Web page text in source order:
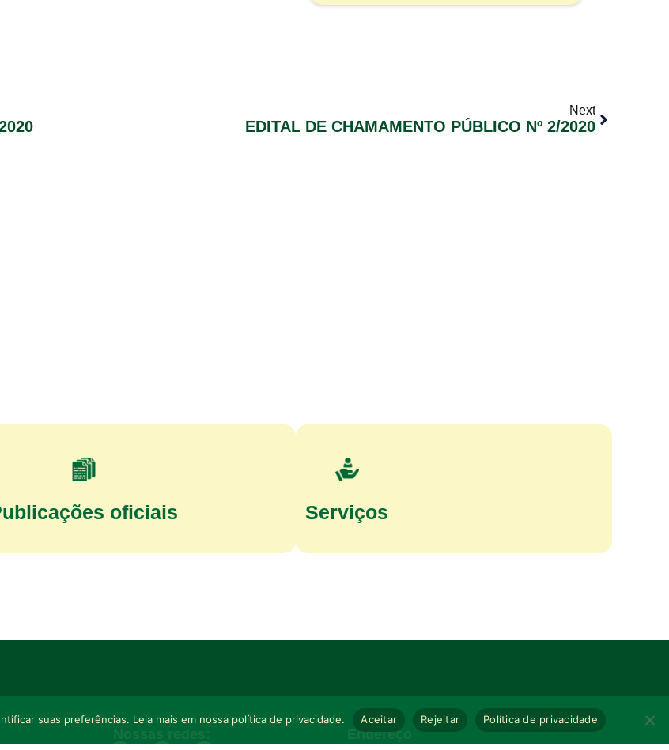
Next
EDITAL DE CHAMAMENTO PÚBLICO Nº 2/2020
oficiais Serviços
Endereço
suas preferências. Leia mais em nossa política de privacidade. Aceitar Rejeitar Política de privacidade